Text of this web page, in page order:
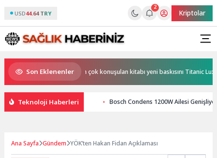
USD44.64 TRY
2
Kriptolar
Son Eklenenler
buluşma! Özgür Aras’ın çok konuşulan kitabı yeni baskısını Titanic Luxury
Teknoloji Haberleri Bosch Condens 1200W Ailesi
Ana Sayfa Gündem YÖK’ten Hakan Fidan Açıklaması